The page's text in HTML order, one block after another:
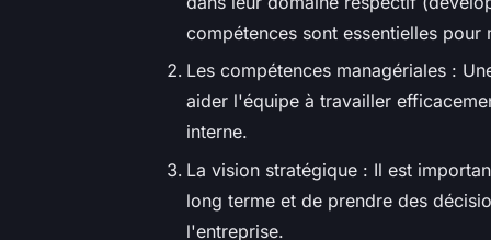
compétences sont essentielles pour
Les compétences managériales :
aider l'équipe à travailler
interne.
La vision stratégique : Il est
long terme et de prendre des
l'entreprise.